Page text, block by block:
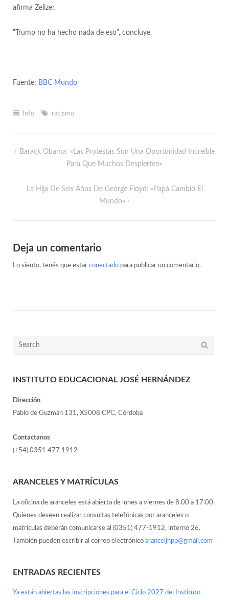
afirma Zelizer.
“Trump no ha hecho nada de eso”, concluye.
Fuente: BBC Mundo
Info racismo
Barack Obama: «Las Protestas Son Una Oportunidad Increíble
Para Que Muchos Despierten»
La Hija De Seis Años De George Floyd: «Papá Cambió El
Mundo»
Deja un comentario
Lo siento, tenés que estar conectadopara publicar un comentario.
INSTITUTO EDUCACIONAL JOSÉ HERNÁNDEZ
Dirección
Pablo de Guzmán 131, X5008 CPC, Córdoba
Contactanos
(+54) 0351 477 1912
ARANCELES Y MATRÍCULAS
La oficina de aranceles está abierta de lunes a viernes de 8.00 a 17.00.
Quienes deseen realizar consultas telefónicas por aranceles o
matrículas deberán comunicarse al (0351) 477-1912, interno 26.
También pueden escribir al correo electrónico aranceljhpp@gmail.com
ENTRADAS RECIENTES
Ya están abiertas las inscripciones para el Ciclo 2027 del Instituto